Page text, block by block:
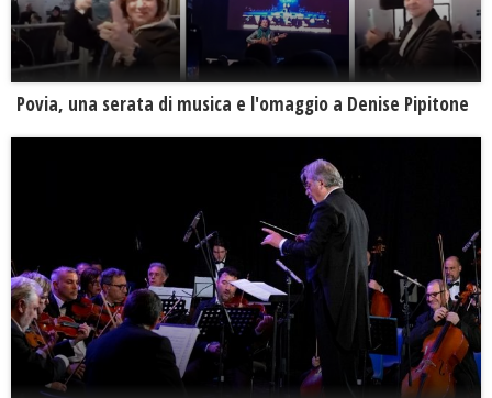
Povia, una serata di musica e l'omaggio a Denise Pipitone